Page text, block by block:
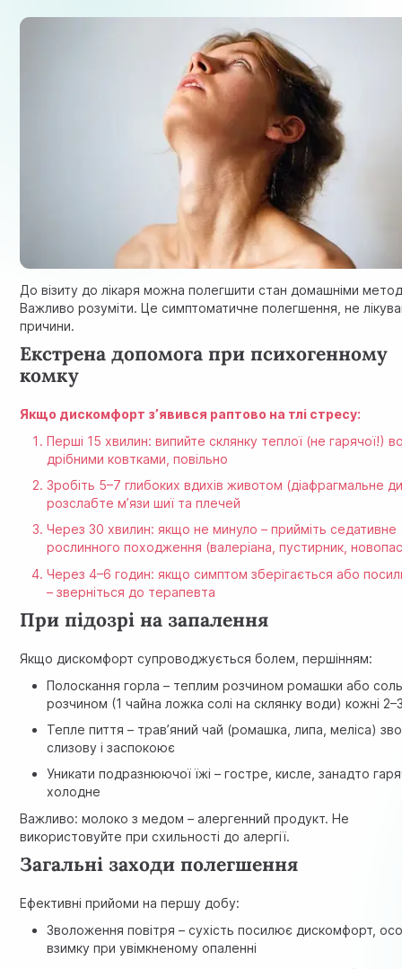
До візиту до лікаря можна полегшити стан домашніми
Важливо розуміти. Це симптоматичне полегшення, не
причини.
Екстрена допомога при психогенному
комку
Якщо дискомфорт з’явився раптово на тлі стресу:
Перші 15 хвилин: випийте склянку теплої (не гарячої!)
дрібними ковтками, повільно
Зробіть 5–7 глибоких вдихів животом (діафрагмальне
розслабте м’язи шиї та плечей
Через 30 хвилин: якщо не минуло – прийміть седативне
рослинного походження (валеріана, пустирник,
Через 4–6 годин: якщо симптом зберігається або
– зверніться до терапевта
При підозрі на запалення
Якщо дискомфорт супроводжується болем, першінням:
Полоскання горла – теплим розчином ромашки або
розчином (1 чайна ложка солі на склянку води) кожні
Тепле пиття – трав’яний чай (ромашка, липа, меліса)
слизову і заспокоює
Уникати подразнюючої їжі – гостре, кисле, занадто
холодне
Важливо: молоко з медом – алергенний продукт. Не
використовуйте при схильності до алергії.
Загальні заходи полегшення
Ефективні прийоми на першу добу:
Зволоження повітря – сухість посилює дискомфорт,
взимку при увімкненому опаленні